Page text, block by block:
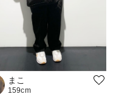
まこ
159cm